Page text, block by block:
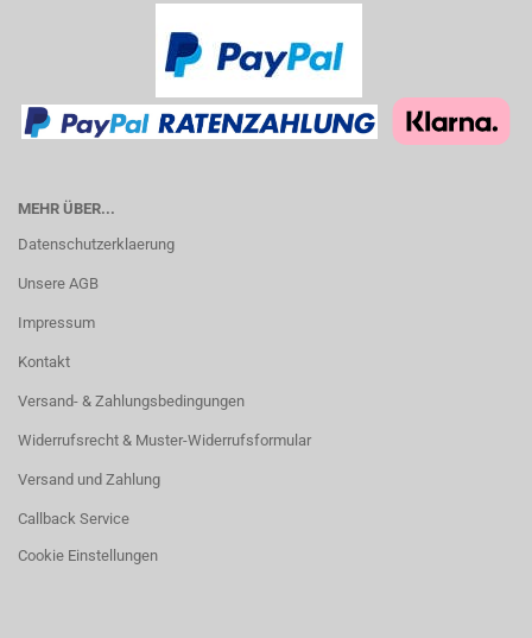
MEHR ÜBER...
Datenschutzerklaerung
Unsere AGB
Impressum
Kontakt
Versand- & Zahlungsbedingungen
Widerrufsrecht & Muster-Widerrufsformular
Versand und Zahlung
Callback Service
Cookie Einstellungen